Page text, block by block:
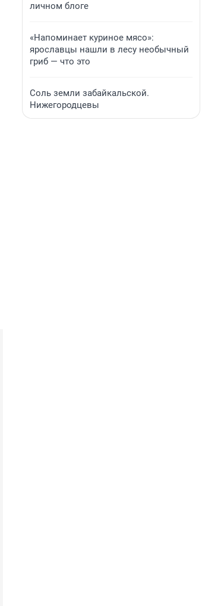
личном блоге
«Напоминает куриное мясо»:
ярославцы нашли в лесу необычный
гриб — что это
Соль земли забайкальской.
Нижегородцевы